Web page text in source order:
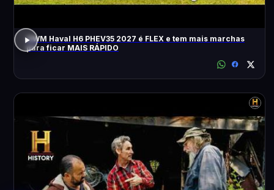
GWM Haval H6 PHEV35 2027 é FLEX e tem mais marchas
para ficar MAIS RÁPIDO